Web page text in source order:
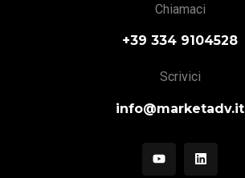
Chiamaci
+39 334 9104528
Scrivici
info@marketadv.it